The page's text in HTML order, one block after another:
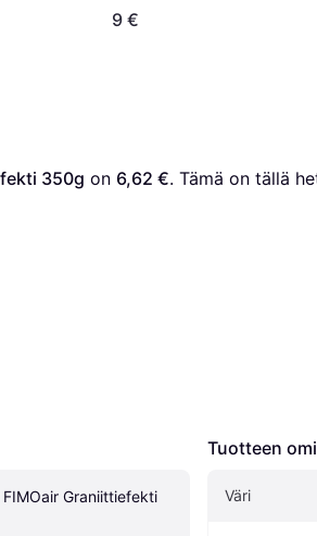
9 €
350g on 6,62 €. Tämä on tällä
Graniittiefekti
Tuotteen
Väri